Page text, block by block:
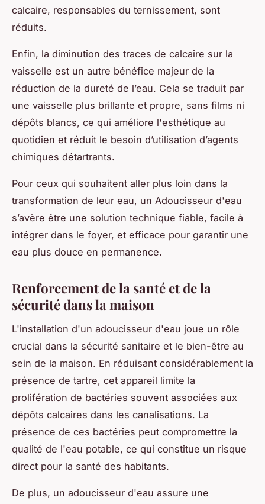
calcaire, responsables du ternissement, sont
réduits.
Enfin, la diminution des traces de calcaire sur la
vaisselle est un autre bénéfice majeur de la
réduction de la dureté de l’eau. Cela se traduit par
une vaisselle plus brillante et propre, sans films ni
dépôts blancs, ce qui améliore l'esthétique au
quotidien et réduit le besoin d’utilisation d’agents
chimiques détartrants.
Pour ceux qui souhaitent aller plus loin dans la
transformation de leur eau, un Adoucisseur d'eau
s’avère être une solution technique fiable, facile à
intégrer dans le foyer, et efficace pour garantir une
eau plus douce en permanence.
Renforcement de la santé et de la
sécurité dans la maison
L'installation d'un adoucisseur d'eau joue un rôle
crucial dans la sécurité sanitaire et le bien-être au
sein de la maison. En réduisant considérablement la
présence de tartre, cet appareil limite la
prolifération de bactéries souvent associées aux
dépôts calcaires dans les canalisations. La
présence de ces bactéries peut compromettre la
qualité de l'eau potable, ce qui constitue un risque
direct pour la santé des habitants.
De plus, un adoucisseur d'eau assure une